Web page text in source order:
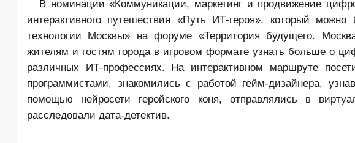
В номинации «Коммуникации, маркетинг и продвижение
интерактивного путешествия «Путь ИТ-героя», который
технологии Москвы» на форуме «Территория будущего.
жителям и гостям города в игровом формате узнать больше о
различных ИТ-профессиях. На интерактивном маршруте
программистами, знакомились с работой гейм-дизайнера,
помощью нейросети геройского коня, отправлялись в
расследовали дата-детектив.